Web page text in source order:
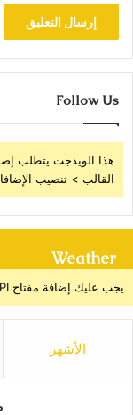
Follow Us
هذا الويدجت يتطلب
القالب > تنصيب
Weather
يجب عليك إضافة مفتاح API للطقس من خلال صفحة إعدادات القالب > الدمج
الأشهر